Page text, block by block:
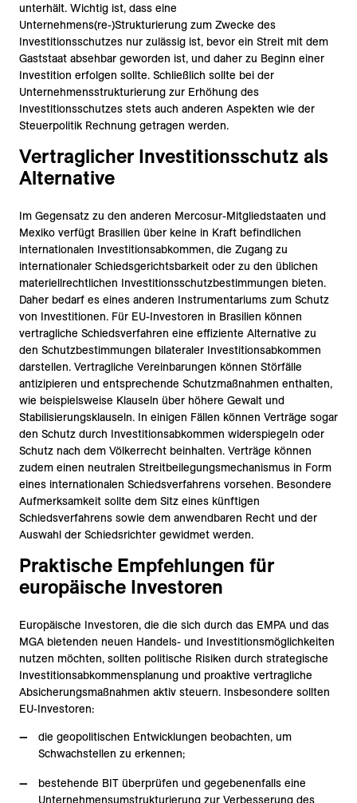
unterhält. Wichtig ist, dass eine
Unternehmens(re-)Strukturierung zum Zwecke des
Investitionsschutzes nur zulässig ist, bevor ein Streit mit dem
Gaststaat absehbar geworden ist, und daher zu Beginn einer
Investition erfolgen sollte. Schließlich sollte bei der
Unternehmensstrukturierung zur Erhöhung des
Investitionsschutzes stets auch anderen Aspekten wie der
Steuerpolitik Rechnung getragen werden.
Vertraglicher Investitionsschutz als
Alternative
Im Gegensatz zu den anderen Mercosur-Mitgliedstaaten und
Mexiko verfügt Brasilien über keine in Kraft befindlichen
internationalen Investitionsabkommen, die Zugang zu
internationaler Schiedsgerichtsbarkeit oder zu den üblichen
materiellrechtlichen Investitionsschutzbestimmungen bieten.
Daher bedarf es eines anderen Instrumentariums zum Schutz
von Investitionen. Für EU-Investoren in Brasilien können
vertragliche Schiedsverfahren eine effiziente Alternative zu
den Schutzbestimmungen bilateraler Investitionsabkommen
darstellen. Vertragliche Vereinbarungen können Störfälle
antizipieren und entsprechende Schutzmaßnahmen enthalten,
wie beispielsweise Klauseln über höhere Gewalt und
Stabilisierungsklauseln. In einigen Fällen können Verträge sogar
den Schutz durch Investitionsabkommen widerspiegeln oder
Schutz nach dem Völkerrecht beinhalten. Verträge können
zudem einen neutralen Streitbeilegungsmechanismus in Form
eines internationalen Schiedsverfahrens vorsehen. Besondere
Aufmerksamkeit sollte dem Sitz eines künftigen
Schiedsverfahrens sowie dem anwendbaren Recht und der
Auswahl der Schiedsrichter gewidmet werden.
Praktische Empfehlungen für
europäische Investoren
Europäische Investoren, die die sich durch das EMPA und das
MGA bietenden neuen Handels- und Investitionsmöglichkeiten
nutzen möchten, sollten politische Risiken durch strategische
Investitionsabkommensplanung und proaktive vertragliche
Absicherungsmaßnahmen aktiv steuern. Insbesondere sollten
EU-Investoren:
die geopolitischen Entwicklungen beobachten, um
Schwachstellen zu erkennen;
bestehende BIT überprüfen und gegebenenfalls eine
Unternehmensumstrukturierung zur Verbesserung des